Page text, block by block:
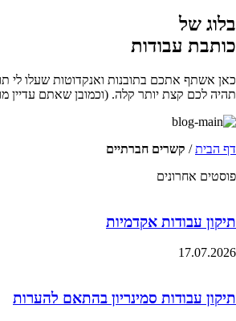
בלוג של
כותבת עבודות
כאן אשתף אתכם בתובנות ואנקדוטות שעלו לי
תהיה לכם קצת יותר קלה. (וכמובן שאתם עדיין
דף הבית/ קשרים חברתיים
פוסטים אחרונים
תיקון עבודות אקדמיות
17.07.2026
תיקון עבודות סמינריון בהתאם להערות